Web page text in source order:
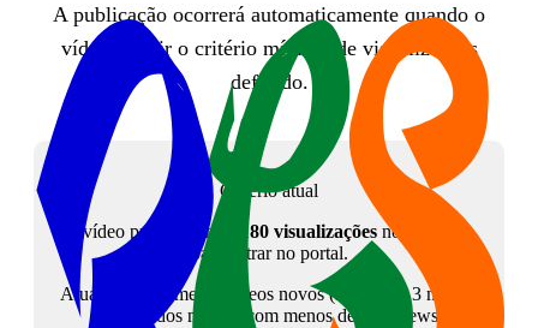
A publicação ocorrerá automaticamente quando o
vídeo atingir o critério mínimo de visualizações
definido.
Critério atual
O vídeo precisa atingir
180 visualizações no YouTube
para entrar no portal.
Atualmente, somente vídeos novos (menos de 3 meses)
são listados mesmo com menos de 180 views.